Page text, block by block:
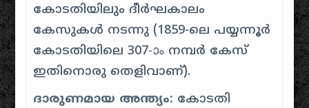
കോടതിയിലും ദീർഘകാലം
കേസുകൾ നടന്നു (1859-ലെ പയ്യന്നൂർ
കോടതിയിലെ 307-ാം നമ്പർ കേസ്
ഇതിനൊരു തെളിവാണ്).
ദാരുണമായ അന്ത്യം: കോടതി